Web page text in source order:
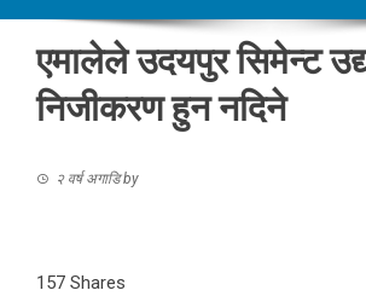
एमालेले उदयपुर सिमेन्ट
निजीकरण हुन नदिने
२ वर्ष अगाडिby
157 Shares